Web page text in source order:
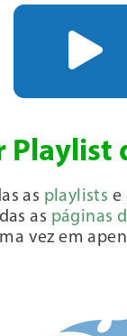
Playlist
as playlists e
as páginas
vez em